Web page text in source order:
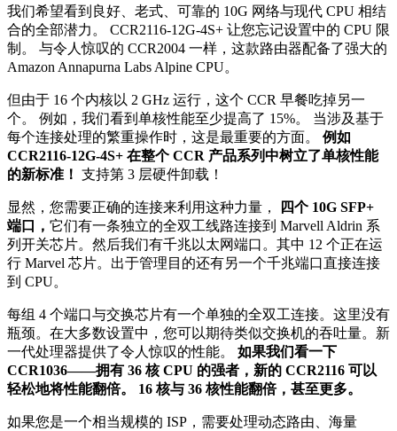
我们希望看到良好、老式、可靠的 10G 网络与现代 CPU 相结
合的全部潜力。 CCR2116-12G-4S+ 让您忘记设置中的 CPU 限
制。 与令人惊叹的 CCR2004 一样，这款路由器配备了强大的
Amazon Annapurna Labs Alpine CPU。
但由于 16 个内核以 2 GHz 运行，这个 CCR 早餐吃掉另一
个。 例如，我们看到单核性能至少提高了 15%。 当涉及基于
每个连接处理的繁重操作时，这是最重要的方面。 例如
CCR2116-12G-4S+ 在整个 CCR 产品系列中树立了单核性能
的新标准！ 支持第 3 层硬件卸载！
显然，您需要正确的连接来利用这种力量，
四个 10G SFP+
端口， 它们有一条独立的全双工线路连接到 Marvell Aldrin 系
列开关芯片。然后我们有千兆以太网端口。其中 12 个正在运
行 Marvel 芯片。出于管理目的还有另一个千兆端口直接连接
到 CPU。
每组 4 个端口与交换芯片有一个单独的全双工连接。这里没有
瓶颈。在大多数设置中，您可以期待类似交换机的吞吐量。新
一代处理器提供了令人惊叹的性能。 如果我们看一下
CCR1036——拥有 36 核 CPU 的强者，新的 CCR2116 可以
轻松地将性能翻倍。 16 核与 36 核性能翻倍，甚至更多。
如果您是一个相当规模的 ISP，需要处理动态路由、海量